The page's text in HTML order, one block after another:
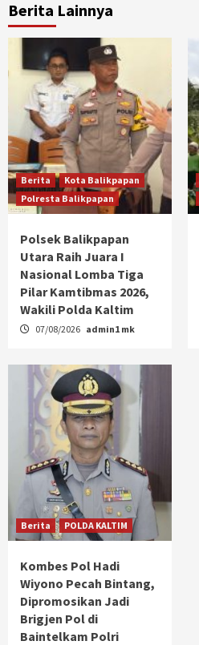
Berita Lainnya
Berita
Kota Balikpapan
Polresta Balikpapan
Polsek Balikpapan
Utara Raih Juara I
Nasional Lomba Tiga
Pilar Kamtibmas 2026,
Wakili Polda Kaltim
07/08/2026 admin1 mk
Berita POLDA KALTIM
Kombes Pol Hadi
Wiyono Pecah Bintang,
Dipromosikan Jadi
Brigjen Pol di
Baintelkam Polri